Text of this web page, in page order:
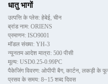
धातु भागों
उत्पत्ति के प्लेस: हेबेई, चीन
ब्रांड नाम: ORIENS
प्रमाणन: ISO9001
मॉडल संख्या: YH-3
न्यूनतम आदेश मात्रा: 500 पीसी
मूल्य: USD0.25-0.99PC
प्रसव के समय: 8~15 शब्द दिवस